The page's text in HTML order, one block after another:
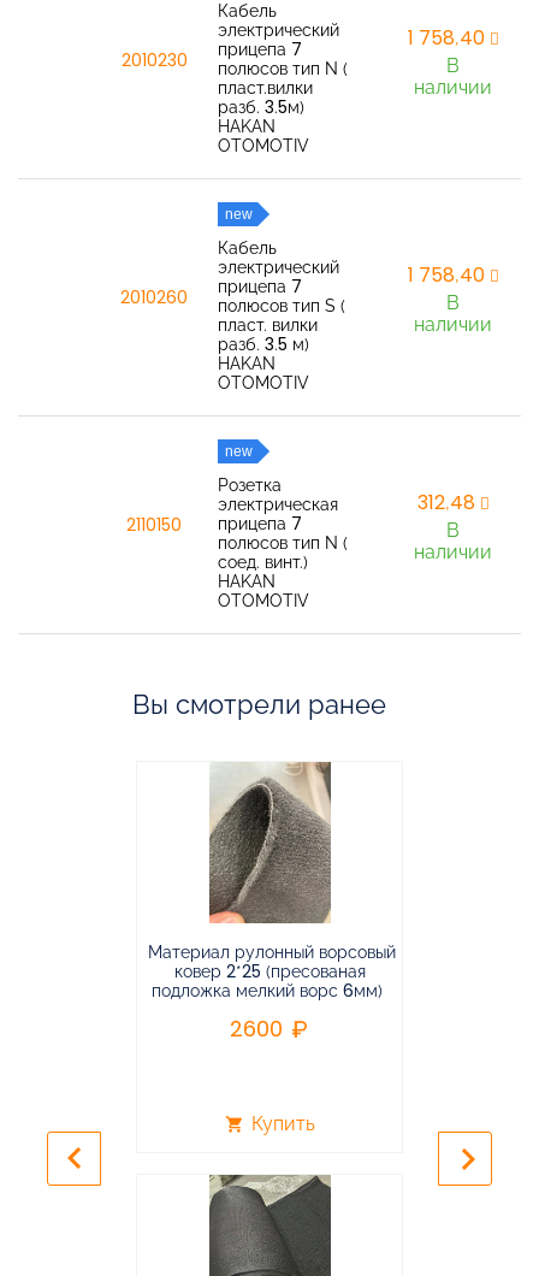
2010230
Кабель
электрический
прицепа 7
полюсов тип N (
пласт.вилки
разб. 3.5м)
HAKAN
OTOMOTIV
1 758,40
В
наличии
2010260
new
Кабель
электрический
прицепа 7
полюсов тип S (
пласт. вилки
разб. 3.5 м)
HAKAN
OTOMOTIV
1 758,40
В
наличии
2110150
new
Розетка
электрическая
прицепа 7
полюсов тип N (
соед. винт.)
HAKAN
OTOMOTIV
312,48
В
наличии
Вы смотрели ранее
Материал рулонный ворсовый
ковер 2*25 (пресованая
подложка мелкий ворс 6мм)
2600
shopping_cart Купить
keyboard_arrow_left keyboard_arrow_right